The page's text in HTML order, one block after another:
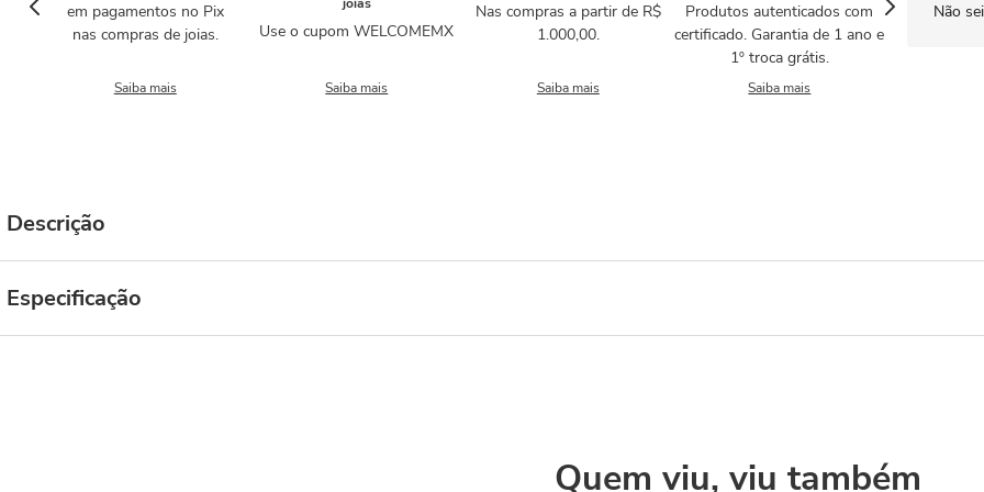
em pagamentos no Pix
nas compras de joias.
Saiba mais
Use o cupom WELCOMEMX
Saiba mais
Nas compras a partir de R$
1.000,00.
Saiba mais
Produtos autenticados com
certificado. Garantia de 1 ano e
1º troca grátis.
Saiba mais
Não
Descrição
Especificação
Quem viu, viu também